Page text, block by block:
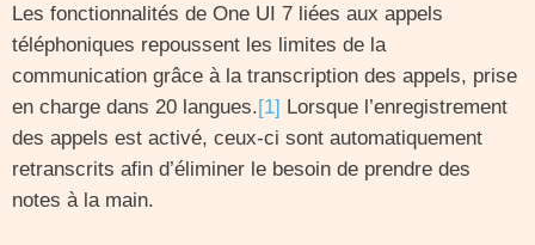
Les fonctionnalités de One UI 7 liées aux appels
téléphoniques repoussent les limites de la
communication grâce à la transcription des appels, prise
en charge dans 20 langues.[1] Lorsque l’enregistrement
des appels est activé, ceux-ci sont automatiquement
retranscrits afin d’éliminer le besoin de prendre des
notes à la main.